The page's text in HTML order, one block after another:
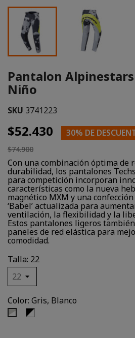
Pantalon Alpinestars
Niño
SKU 3741223
$52.430 30% DE
$74.900
Con una combinación óptima de
durabilidad, los pantalones
para competición incorporan
características como la nueva
magnético MXM y una
‘Babel’ actualizada para
ventilación, la flexibilidad y la
Estos pantalones ligeros
paneles de red elástica para
comodidad.
Talla: 22
Color: Gris, Blanco
Gris, Negro,